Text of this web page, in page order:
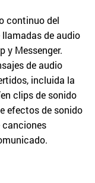
continuo del
de audio
y Messenger.
de audio
incluida la
clips de sonido
efectos de sonido